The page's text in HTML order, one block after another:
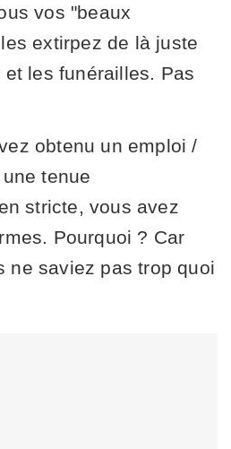
vos "beaux
extirpez de là juste
les funérailles. Pas
obtenu un emploi /
tenue
stricte, vous avez
Pourquoi ? Car
ne saviez pas trop quoi